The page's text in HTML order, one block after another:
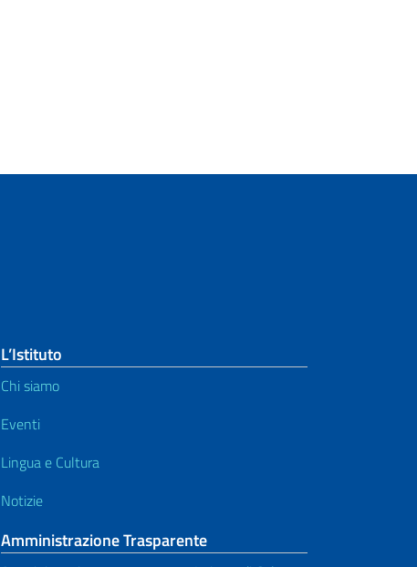
L’Istituto
Chi siamo
Eventi
Lingua e Cultura
Notizie
Amministrazione Trasparente